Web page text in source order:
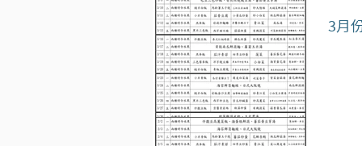
3月